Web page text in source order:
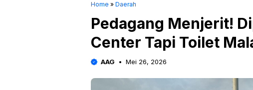
Home » Daerah
Pedagang Menjerit!
Center Tapi Toilet
AAG Mei 26, 2026